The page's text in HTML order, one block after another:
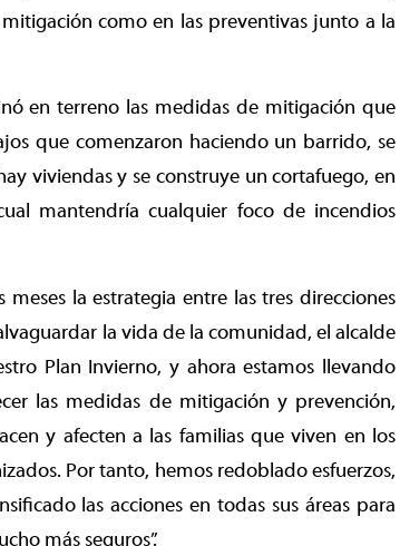
como en las preventivas junto a la
en terreno las medidas de mitigación que
que comenzaron haciendo un barrido, se
viviendas y se construye un cortafuego, en
mantendría cualquier foco de incendios
la estrategia entre las tres direcciones
la vida de la comunidad, el alcalde
Plan Invierno, y ahora estamos llevando
las medidas de mitigación y prevención,
y afecten a las familias que viven en los
Por tanto, hemos redoblado esfuerzos,
las acciones en todas sus áreas para
más seguros”.